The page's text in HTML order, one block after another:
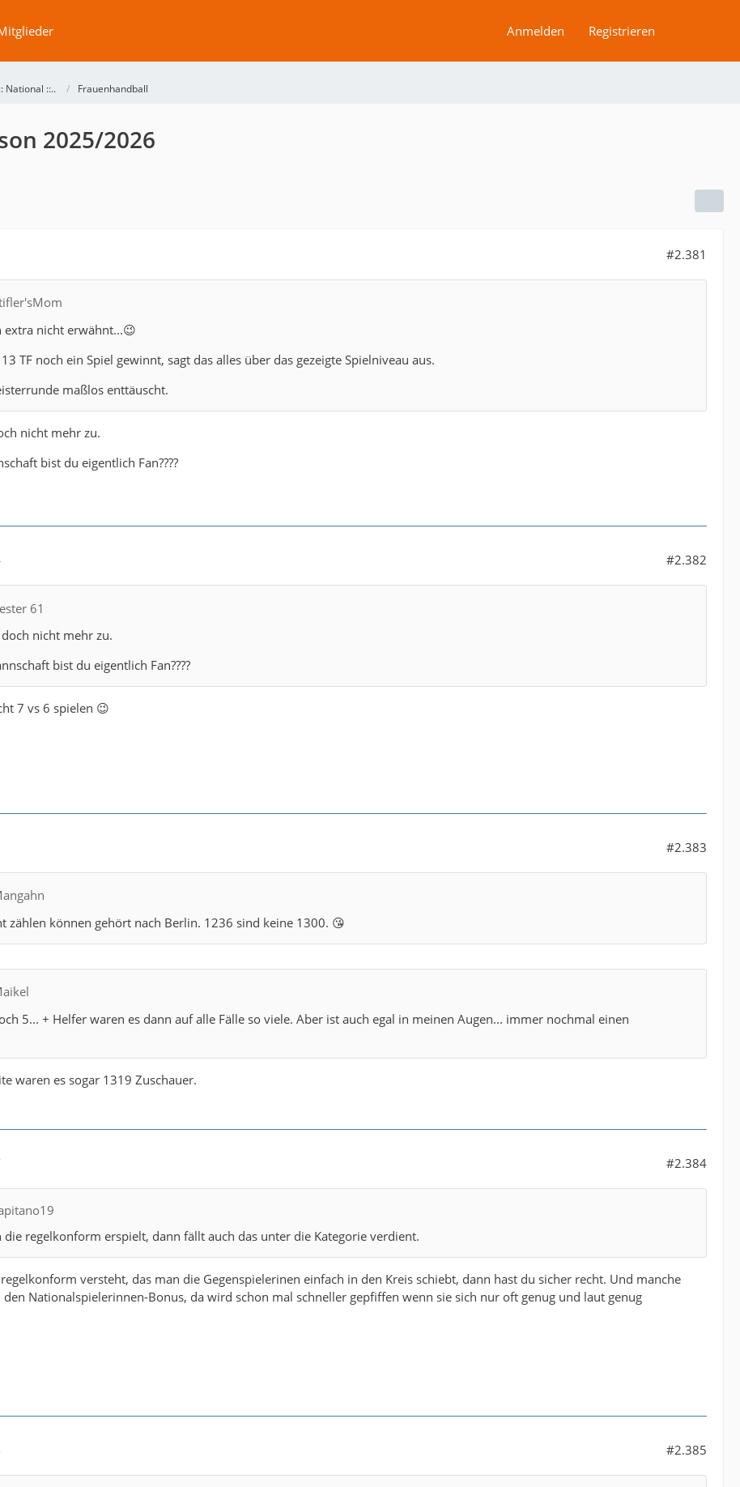
Anmelden Registrieren
National ::.. Frauenhandball
2025/2026
#2.381
extra nicht erwähnt...😉
TF noch ein Spiel gewinnt, sagt das alles über das gezeigte Spielniveau aus.
maßlos enttäuscht.
nicht mehr zu.
bist du eigentlich Fan????
#2.382
61
nicht mehr zu.
bist du eigentlich Fan????
7 vs 6 spielen 😉
#2.383
zählen können gehört nach Berlin. 1236 sind keine 1300. 😘
5... + Helfer waren es dann auf alle Fälle so viele. Aber ist auch egal in meinen Augen... immer nochmal einen
waren es sogar 1319 Zuschauer.
#2.384
die regelkonform erspielt, dann fällt auch das unter die Kategorie verdient.
versteht, das man die Gegenspielerinen einfach in den Kreis schiebt, dann hast du sicher recht. Und manche
den Nationalspielerinnen-Bonus, da wird schon mal schneller gepfiffen wenn sie sich nur oft genug und laut genug
#2.385